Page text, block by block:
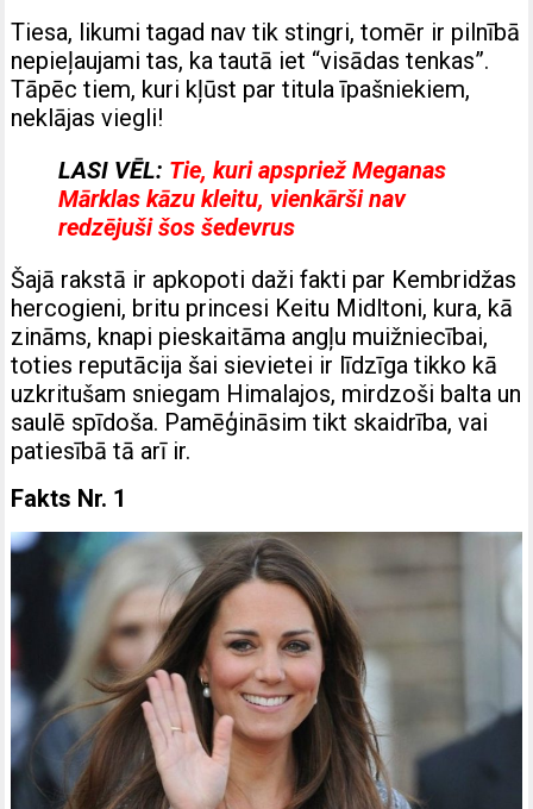
Tiesa, likumi tagad nav tik stingri, tomēr ir pilnībā
nepieļaujami tas, ka tautā iet “visādas tenkas”.
Tāpēc tiem, kuri kļūst par titula īpašniekiem,
neklājas viegli!
LASI VĒL: Tie, kuri apspriež Meganas
Mārklas kāzu kleitu, vienkārši nav
redzējuši šos šedevrus
Šajā rakstā ir apkopoti daži fakti par Kembridžas
hercogieni, britu princesi Keitu Midltoni, kura, kā
zināms, knapi pieskaitāma angļu muižniecībai,
toties reputācija šai sievietei ir līdzīga tikko kā
uzkritušam sniegam Himalajos, mirdzoši balta un
saulē spīdoša. Pamēģināsim tikt skaidrība, vai
patiesībā tā arī ir.
Fakts Nr. 1